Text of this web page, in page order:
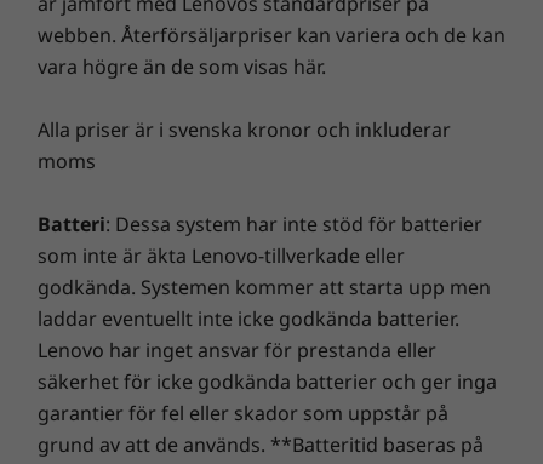
mest avancerade bredbandsteknik.
Men förbli urkopplad
Med X1 Carbon kan du förbli ansluten och
samtidigt urkopplad hela dagen och in på
timmar*.
* Baserat på tester av tre
produktkonfigurationer med MobileMark
2014. Batteritiden varierar beroende på
inställningar, användning och andra faktorer.
webben. Återförsäljarpriser kan variera och de kan
vara högre än de som visas här.
Alla priser är i svenska kronor och inkluderar
moms
Batteri: Dessa system har inte stöd för batterier
som inte är äkta Lenovo-tillverkade eller
godkända. Systemen kommer att starta upp men
laddar eventuellt inte icke godkända batterier.
Lenovo har inget ansvar för prestanda eller
säkerhet för icke godkända batterier och ger inga
garantier för fel eller skador som uppstår på
grund av att de används. **Batteritid baseras på